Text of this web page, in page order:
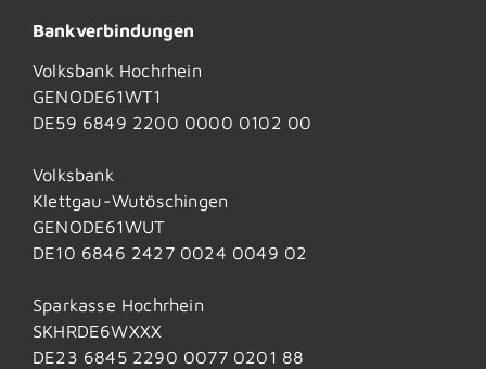
Bankverbindungen
Volksbank Hochrhein
GENODE61WT1
DE59 6849 2200 0000 0102 00
Volksbank
Klettgau-Wutöschingen
GENODE61WUT
DE10 6846 2427 0024 0049 02
Sparkasse Hochrhein
SKHRDE6WXXX
DE23 6845 2290 0077 0201 88